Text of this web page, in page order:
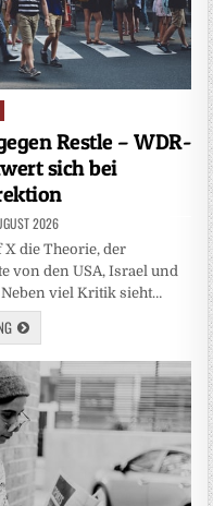
Restle – WDR-
sich bei
2026
X die Theorie, der
von den USA, Israel und
viel Kritik sieht…